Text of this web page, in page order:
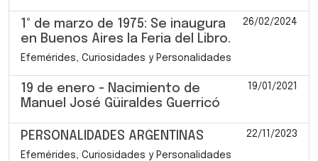
1° de marzo de 1975: Se inaugura
en Buenos Aires la Feria del Libro.
26/02/2024
Efemérides, Curiosidades y Personalidades
19 de enero - Nacimiento de
Manuel José Güiraldes Guerricó
19/01/2021
PERSONALIDADES ARGENTINAS 22/11/2023
Efemérides, Curiosidades y Personalidades